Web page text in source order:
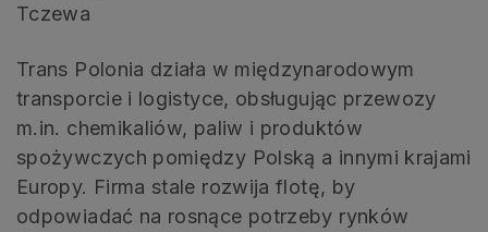
Tczewa
Trans Polonia działa w międzynarodowym
transporcie i logistyce, obsługując przewozy
m.in. chemikaliów, paliw i produktów
spożywczych pomiędzy Polską a innymi krajami
Europy. Firma stale rozwija flotę, by
odpowiadać na rosnące potrzeby rynków